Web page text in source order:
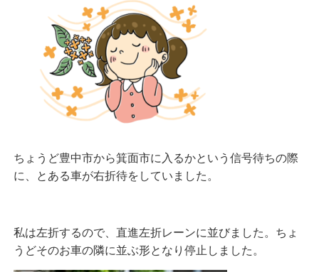
ちょうど豊中市から箕面市に入るかという信号待ちの際
に、とある車が右折待をしていました。
私は左折するので、直進左折レーンに並びました。ちょ
うどそのお車の隣に並ぶ形となり停止しました。